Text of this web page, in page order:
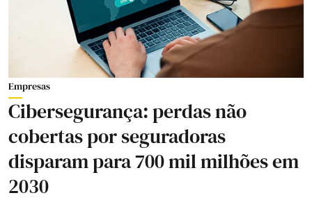
Empresas
Cibersegurança: perdas não
cobertas por seguradoras
disparam para 700 mil milhões em
2030